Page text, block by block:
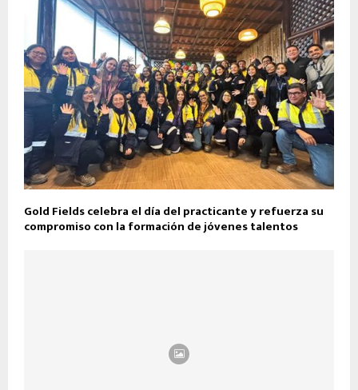
Gold Fields celebra el día del practicante y refuerza su
compromiso con la formación de jóvenes talentos